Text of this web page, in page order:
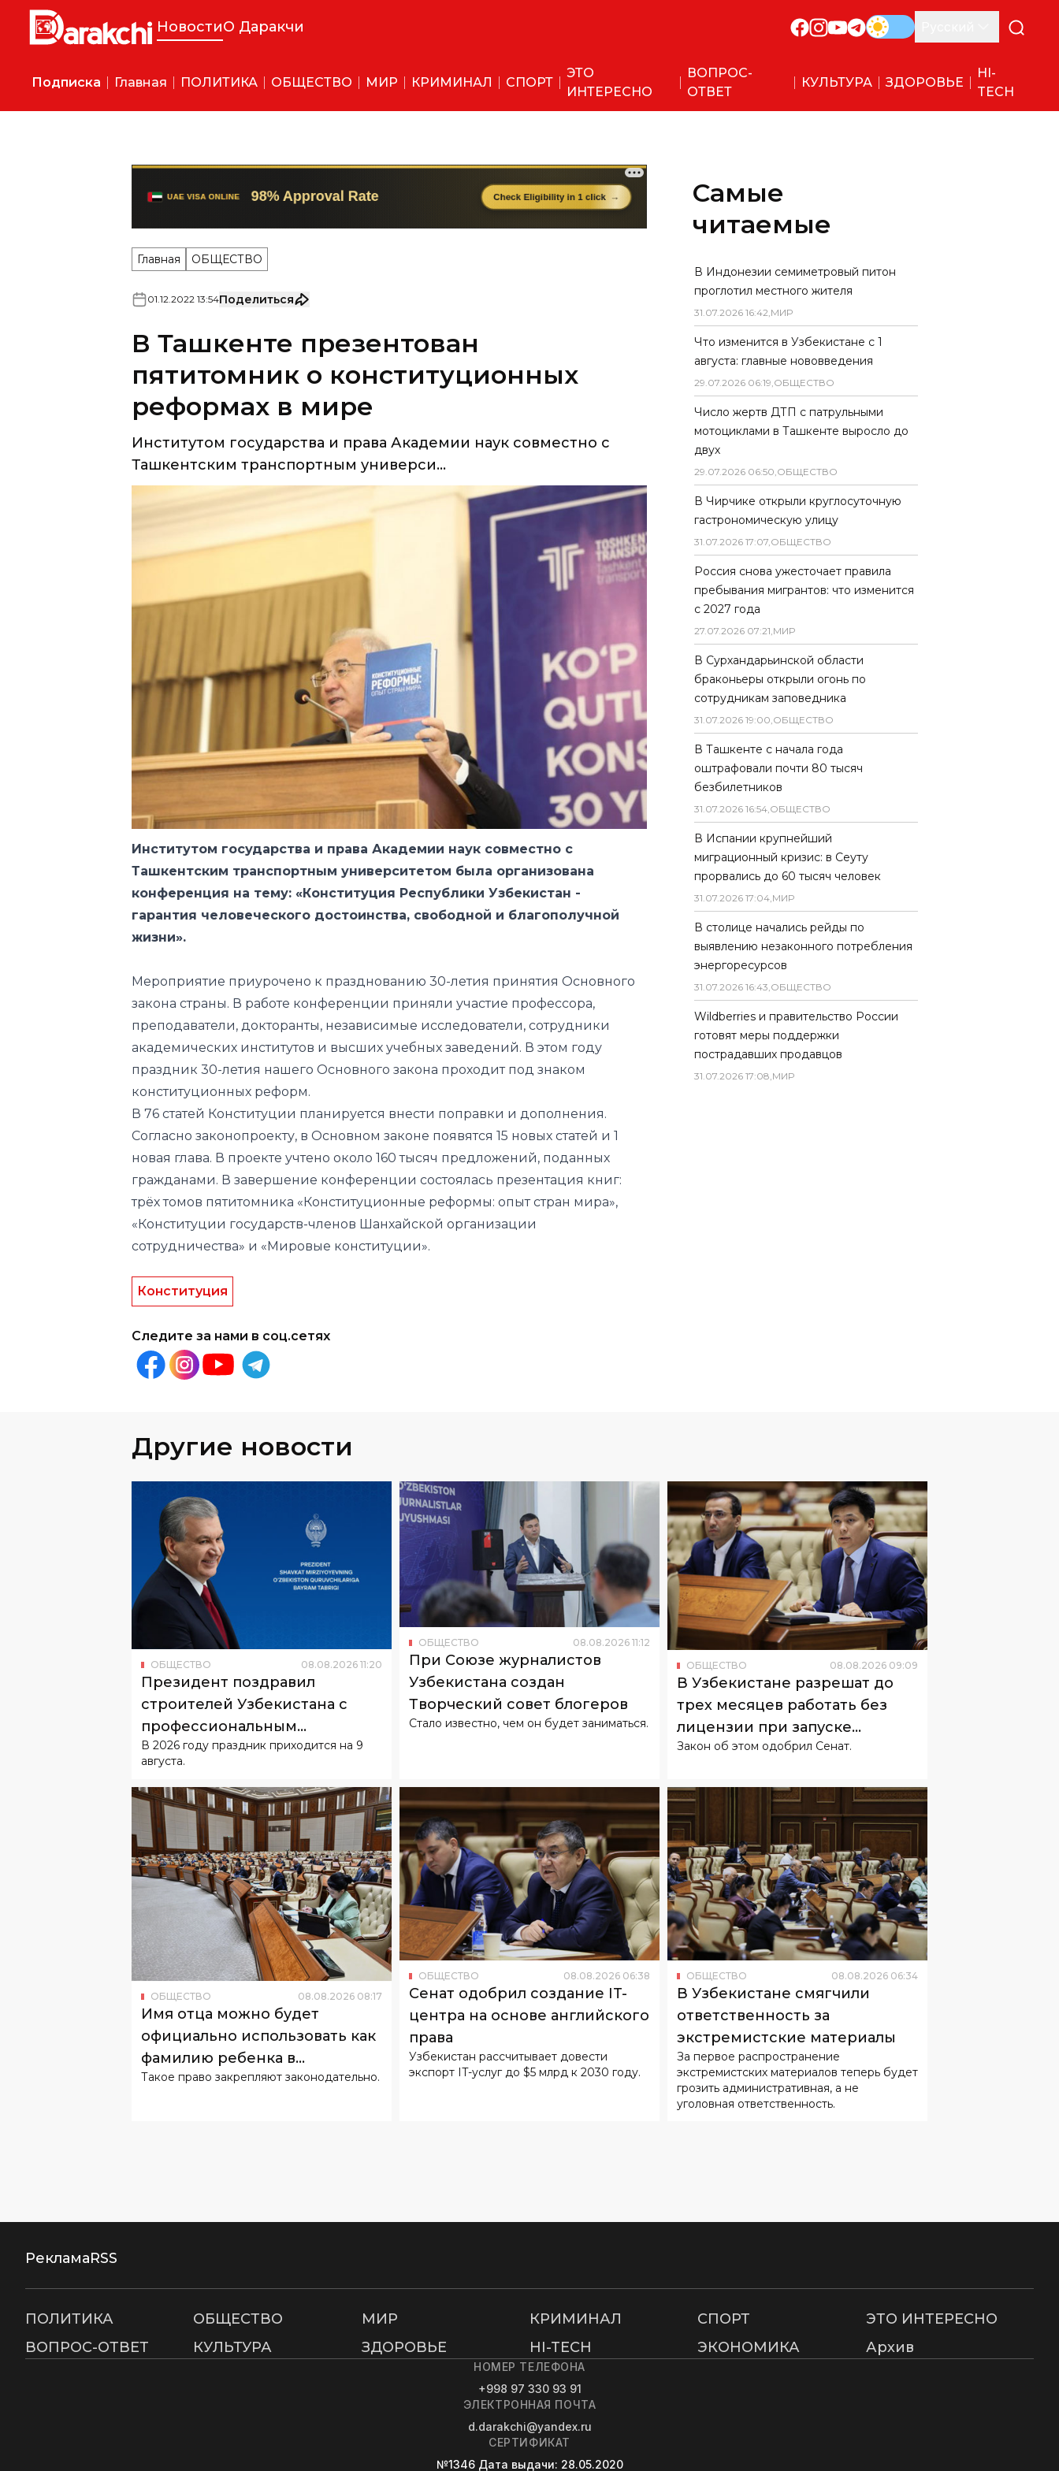
НовостиО Даракчи
Подписка Главная ПОЛИТИКА ОБЩЕСТВО МИР КРИМИНАЛ СПОРТ
ЭТО
ИНТЕРЕСНО
ВОПРОС-
ОТВЕТ
КУЛЬТУРА ЗДОРОВЬЕ
HI-
TECH
Главная ОБЩЕСТВО
01 12 2022 13:54Поделиться
В Ташкенте презентован
пятитомник о конституционных
реформах в мире
Институтом государства и права Академии наук совместно c
Ташкентским транспортным универси...
Институтом государства и права Академии наук совместно c
Ташкентским транспортным университетом была организована
конференция на тему: «Конституция Республики Узбекистан -
гарантия человеческого достоинства, свободной и благополучной
жизни».
Мероприятие приурочено к празднованию 30-летия принятия Основного
закона страны. В работе конференции приняли участие профессора,
преподаватели, докторанты, независимые исследователи, сотрудники
академических институтов и высших учебных заведений. В этом году
праздник 30-летия нашего Основного закона проходит под знаком
конституционных реформ.
В 76 статей Конституции планируется внести поправки и дополнения.
Согласно законопроекту, в Основном законе появятся 15 новых статей и 1
новая глава. В проекте учтено около 160 тысяч предложений, поданных
гражданами. В завершение конференции состоялась презентация книг:
трёх томов пятитомника «Конституционные реформы: опыт стран мира»,
«Конституции государств-членов Шанхайской организации
сотрудничества» и «Мировые конституции».
Конституция
Следите за нами в соц.сетях
Самые
читаемые
В Индонезии семиметровый питон
проглотил местного жителя
31.07.2026 16:42,МИР
Что изменится в Узбекистане с 1
августа: главные нововведения
29.07.2026 06:19,ОБЩЕСТВО
Число жертв ДТП с патрульными
мотоциклами в Ташкенте выросло до
двух
29.07.2026 06:50,ОБЩЕСТВО
В Чирчике открыли круглосуточную
гастрономическую улицу
31.07.2026 17:07,ОБЩЕСТВО
Россия снова ужесточает правила
пребывания мигрантов: что изменится
с 2027 года
27.07.2026 07:21,МИР
В Сурхандарьинской области
браконьеры открыли огонь по
сотрудникам заповедника
31.07.2026 19:00,ОБЩЕСТВО
В Ташкенте с начала года
оштрафовали почти 80 тысяч
безбилетников
31.07.2026 16:54,ОБЩЕСТВО
В Испании крупнейший
миграционный кризис: в Сеуту
прорвались до 60 тысяч человек
31.07.2026 17:04,МИР
В столице начались рейды по
выявлению незаконного потребления
энергоресурсов
31.07.2026 16:43,ОБЩЕСТВО
Wildberries и правительство России
готовят меры поддержки
пострадавших продавцов
31.07.2026 17:08,МИР
Другие новости
ОБЩЕСТВО 08.08.2026 11:20
Президент поздравил
строителей Узбекистана с
профессиональным
праздником
В 2026 году праздник приходится на 9
августа.
ОБЩЕСТВО 08.08.2026 11:12
При Союзе журналистов
Узбекистана создан
Творческий совет блогеров
Стало известно, чем он будет заниматься.
ОБЩЕСТВО 08.08.2026 09:09
В Узбекистане разрешат до
трех месяцев работать без
лицензии при запуске
бизнеса
Закон об этом одобрил Сенат.
ОБЩЕСТВО 08.08.2026 08:17
Имя отца можно будет
официально использовать как
фамилию ребенка в
Узбекистане
Такое право закрепляют законодательно.
ОБЩЕСТВО 08.08.2026 06:38
Сенат одобрил создание IT-
центра на основе английского
права
Узбекистан рассчитывает довести
экспорт IT-услуг до $5 млрд к 2030 году.
ОБЩЕСТВО 08.08.2026 06:34
В Узбекистане смягчили
ответственность за
экстремистские материалы
За первое распространение
экстремистских материалов теперь будет
грозить административная, а не
уголовная ответственность.
РекламаRSS
ПОЛИТИКА ОБЩЕСТВО МИР КРИМИНАЛ СПОРТ
ЭТО ИНТЕРЕСНО
ВОПРОС-ОТВЕТ
КУЛЬТУРА ЗДОРОВЬЕ HI-TECH ЭКОНОМИКА Архив
НОМЕР ТЕЛЕФОНА
+998 97 330 93 91
ЭЛЕКТРОННАЯ ПОЧТА
d.darakchi@yandex.ru
СЕРТИФИКАТ
№1346 Дата выдачи: 28.05.2020